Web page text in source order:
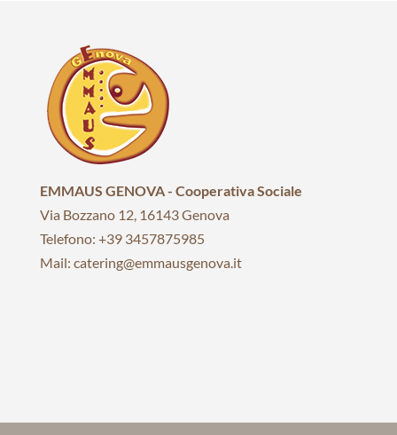
EMMAUS GENOVA - Cooperativa Sociale
Via Bozzano 12, 16143 Genova
Telefono: +39 3457875985
Mail: catering@emmausgenova.it